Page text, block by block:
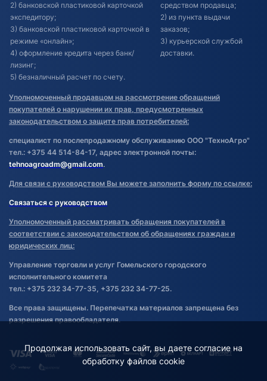
2) банковской пластиковой карточкой
экспедитору;
3) банковской пластиковой карточкой в
режиме «онлайн»;
4) оформление кредита через банк/
лизинг;
5) безналичный расчет по счету.
средством продавца;
2) из пункта выдачи
заказов;
3) курьерской службой
доставки.
Уполномоченный продавцом на рассмотрение обращений
покупателей о нарушении их прав, предусмотренных
законодательством о защите прав потребителей:
специалист по послепродажному обслуживанию ООО "ТехноАгро"
тел.: +375 44 514-84-17, адрес электронной почты:
tehnoagroadm@gmail.com.
Для связи с руководством Вы можете заполнить форму по ссылке:
Связаться с руководством
Уполномоченный рассматривать обращения покупателей в
соответствии с законодательством об обращениях граждан и
юридических лиц:
Управление торговли и услуг Гомельского городского
исполнительного комитета
тел.: +375 232 34-77-35, +375 232 34-77-25.
Все права защищены. Перепечатка материалов запрещена без
разрешения правообладателя.
Продолжая использовать сайт, вы даете согласие на
обработку файлов cookie